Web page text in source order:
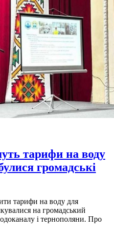
тарифи на воду
громадські
тарифи на воду для
на громадський
і тернополяни. Про